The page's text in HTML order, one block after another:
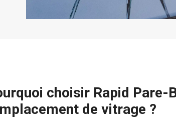
choisir Rapid Pare-
de vitrage ?